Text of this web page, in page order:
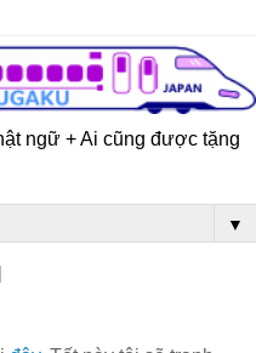
ngữ + Ai cũng được tặng
▼